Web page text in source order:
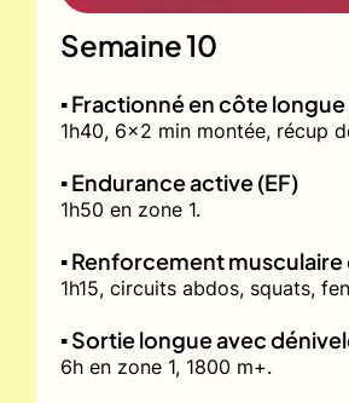
Semaine 10
▪️ Fractionné en côte
1h40, 6x2 min montée, récup
▪️ Endurance active (EF)
1h50 en zone 1.
▪️ Renforcement
1h15, circuits abdos, squats,
▪️ Sortie longue avec
6h en zone 1, 1800 m+.